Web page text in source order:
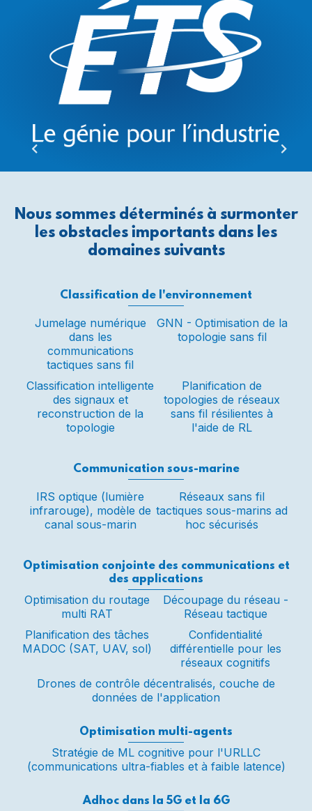
Nous sommes déterminés à surmonter
les obstacles importants dans les
domaines suivants
Classification de l'environnement
Jumelage numérique
dans les
communications
tactiques sans fil
GNN - Optimisation de la
topologie sans fil
Classification intelligente
des signaux et
reconstruction de la
topologie
Planification de
topologies de réseaux
sans fil résilientes à
l'aide de RL
Communication sous-marine
IRS optique (lumière
infrarouge), modèle de
canal sous-marin
Réseaux sans fil
tactiques sous-marins ad
hoc sécurisés
Optimisation conjointe des communications et
des applications
Optimisation du routage
multi RAT
Découpage du réseau -
Réseau tactique
Planification des tâches
MADOC (SAT, UAV, sol)
Confidentialité
différentielle pour les
réseaux cognitifs
Drones de contrôle décentralisés, couche de
données de l'application
Optimisation multi-agents
Stratégie de ML cognitive pour l'URLLC
(communications ultra-fiables et à faible latence)
Adhoc dans la 5G et la 6G